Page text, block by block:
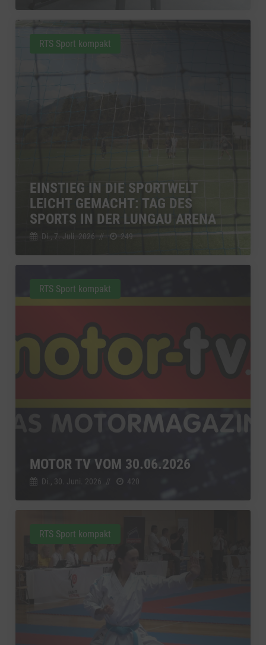
EINSTIEG IN DIE SPORTWELT
LEICHT GEMACHT: TAG DES
SPORTS IN DER LUNGAU ARENA
Di., 7. Juli. 2026 // 249
RTS Sport kompakt
MOTOR TV VOM 30.06.2026
Di., 30. Juni. 2026 // 420
RTS Sport kompakt
RTS Sport kompakt